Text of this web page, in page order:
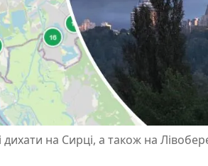
на Сирці, а також на